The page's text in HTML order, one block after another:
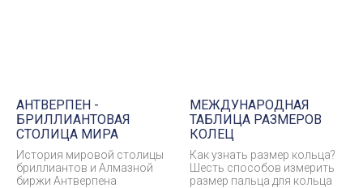
АНТВЕРПЕН -
БРИЛЛИАНТОВАЯ
СТОЛИЦА МИРА
История мировой столицы
бриллиантов и Алмазной
биржи Антверпена
МЕЖДУНАРОДНАЯ
ТАБЛИЦА РАЗМЕРОВ
КОЛЕЦ
Как узнать размер кольца?
Шесть способов измерить
размер пальца для кольца